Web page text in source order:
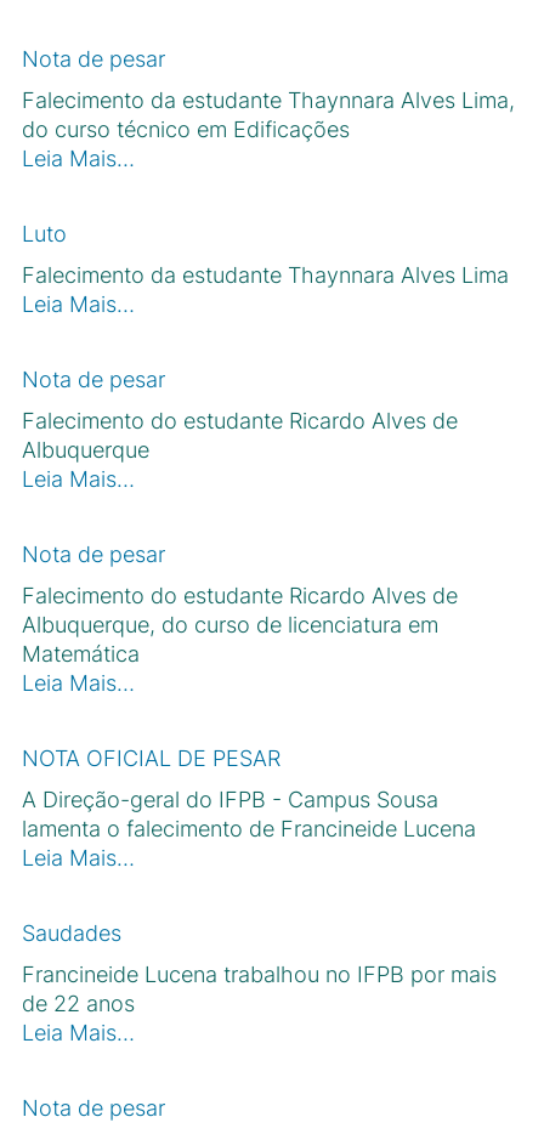
Nota de pesar
Falecimento da estudante Thaynnara Alves Lima,
do curso técnico em Edificações
Leia Mais…
Luto
Falecimento da estudante Thaynnara Alves Lima
Leia Mais…
Nota de pesar
Falecimento do estudante Ricardo Alves de
Albuquerque
Leia Mais…
Nota de pesar
Falecimento do estudante Ricardo Alves de
Albuquerque, do curso de licenciatura em
Matemática
Leia Mais…
NOTA OFICIAL DE PESAR
A Direção-geral do IFPB - Campus Sousa
lamenta o falecimento de Francineide Lucena
Leia Mais…
Saudades
Francineide Lucena trabalhou no IFPB por mais
de 22 anos
Leia Mais…
Nota de pesar